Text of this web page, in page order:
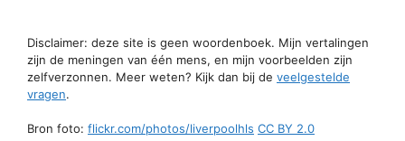
Disclaimer: deze site is geen woordenboek. Mijn vertalingen
zijn de meningen van één mens, en mijn voorbeelden zijn
zelfverzonnen. Meer weten? Kijk dan bij de veelgestelde
vragen.
Bron foto: flickr.com/photos/liverpoolhls CC BY 2.0